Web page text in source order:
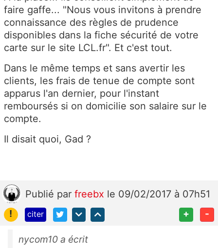
faire gaffe... "Nous vous invitons à prendre
connaissance des règles de prudence
disponibles dans la fiche sécurité de votre
carte sur le site LCL.fr". Et c'est tout.
Dans le même temps et sans avertir les
clients, les frais de tenue de compte sont
apparus l'an dernier, pour l'instant
remboursés si on domicilie son salaire sur le
compte.
Il disait quoi, Gad ?
Publié par freebx le 09/02/2017 à 07h51
!
citer + -
nycom10 a écrit